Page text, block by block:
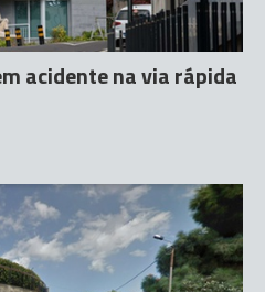
acidente na via rápida